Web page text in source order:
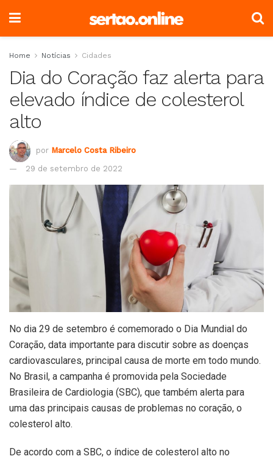
Home Notícias Cidades
Dia do Coração faz alerta para
elevado índice de colesterol
alto
por Marcelo Costa Ribeiro
29 de setembro de 2022
No dia 29 de setembro é comemorado o Dia Mundial do
Coração, data importante para discutir sobre as doenças
cardiovasculares, principal causa de morte em todo mundo.
No Brasil, a campanha é promovida pela Sociedade
Brasileira de Cardiologia (SBC), que também alerta para
uma das principais causas de problemas no coração, o
colesterol alto.
De acordo com a SBC, o índice de colesterol alto no